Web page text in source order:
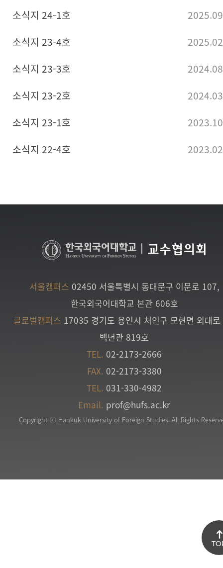
소식지 24-1호
소식지 23-4호
소식지 23-3호
소식지 23-2호
소식지 23-1호
소식지 22-4호
교수협의회
서울캠퍼스 02450 서울특별시 동대문구 이문로 107,
한국외국어대학교 본관 606호
글로벌캠퍼스 17035 경기도 용인시 처인구 모현면 외대
백년관 819호
TEL. 02-2173-2666
FAX. 02-2173-3380
TEL. 031-330-4982
Email. prof@hufs.ac.kr
Copyright ⓒ Hankuk University of Foreign Studies. All Rights